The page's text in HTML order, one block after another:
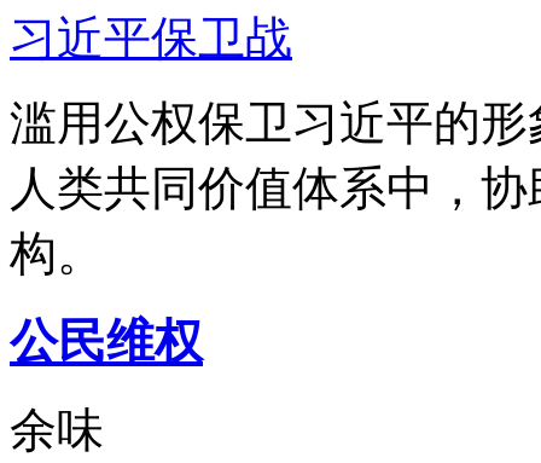
习近平保卫战
滥用公权保卫习近平的
人类共同价值体系中，
构。
公民维权
余味